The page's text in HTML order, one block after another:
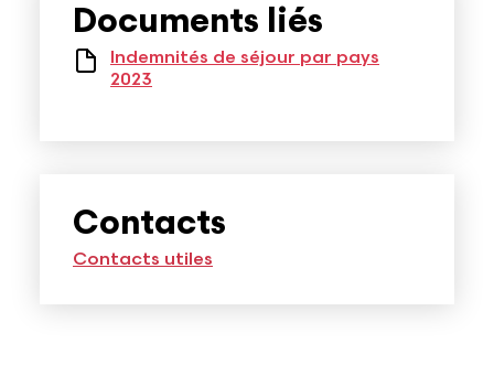
Documents liés
Indemnités de séjour par pays
2023
Contacts
Contacts utiles